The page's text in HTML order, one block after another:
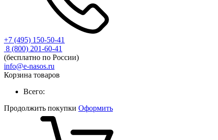
+7 (495) 150-50-41
8 (800) 201-60-41
(бесплатно по России)
info@e-nasos.ru
Корзина товаров
Всего:
Продолжить покупки Оформить